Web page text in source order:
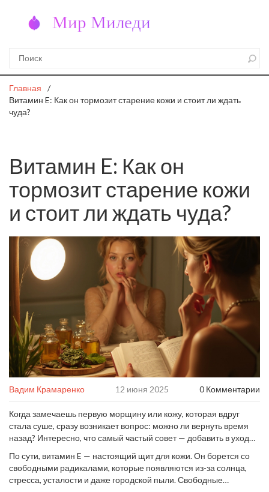
Главная
Витамин E: Как он тормозит старение кожи и стоит ли ждать
чуда?
Витамин E: Как он
тормозит старение кожи
и стоит ли ждать чуда?
Вадим Крамаренко 12 июня 2025 0 Комментарии
Когда замечаешь первую морщину или кожу, которая вдруг
стала суше, сразу возникает вопрос: можно ли вернуть время
назад? Интересно, что самый частый совет — добавить в уход
всё обстоит на самом деле?
По сути, витамин E — настоящий щит для кожи. Он борется со
свободными радикалами, которые появляются из-за солнца,
стресса, усталости и даже городской пыли. Свободные